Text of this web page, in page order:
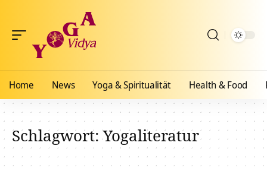
Home News Yoga & Spiritualität Health & Food
Schlagwort:Yogaliteratur